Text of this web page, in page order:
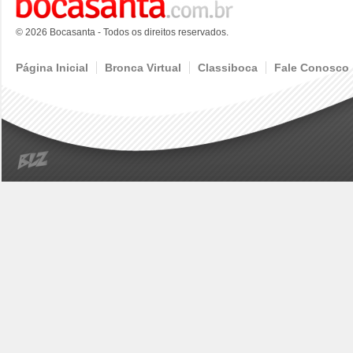
© 2026 Bocasanta - Todos os direitos reservados.
Página Inicial Bronca Virtual Classiboca Fale Conosco